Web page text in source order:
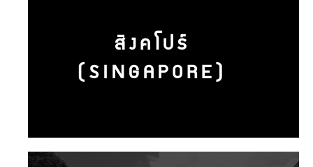
สิงคโปร์
(SINGAPORE)